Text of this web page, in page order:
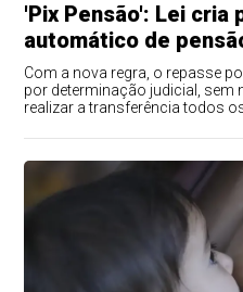
'Pix Pensão': Lei cria
automático de
Com a nova regra, o repasse
por determinação judicial, sem
realizar a transferência todos